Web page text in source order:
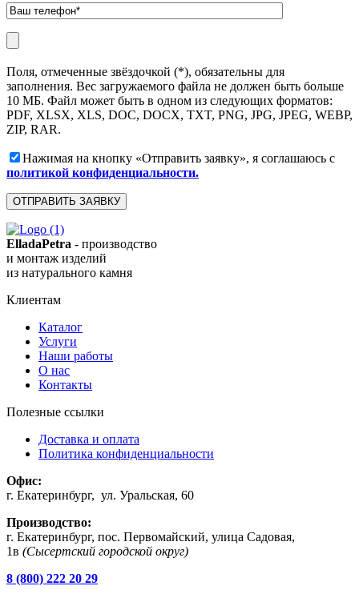
Поля, отмеченные звёздочкой (*), обязательны для
заполнения. Вес загружаемого файла не должен быть больше
10 МБ. Файл может быть в одном из следующих форматов:
PDF, XLSX, XLS, DOC, DOCX, TXT, PNG, JPG, JPEG, WEBP,
ZIP, RAR.
Нажимая на кнопку «Отправить заявку», я соглашаюсь с
политикой конфиденциальности.
ElladaPetra - производство
и монтаж изделий
из натурального камня
Клиентам
Каталог
Услуги
Наши работы
О нас
Контакты
Полезные ссылки
Доставка и оплата
Политика конфиденциальности
Офис:
г. Екатеринбург, ул. Уральская, 60
Производство:
г. Екатеринбург, пос. Первомайский, улица Садовая,
1в (Сысертский городской округ)
8 (800) 222 20 29